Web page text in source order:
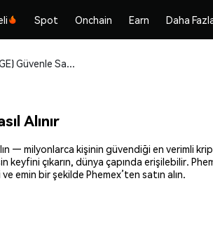
Spot Onchain Earn Daha
Pige (PIGE) Güvenle Satın Alın ve Saklayın
Alınır
— milyonlarca kişinin güvendiği en verimli
keyfini çıkarın, dünya çapında erişilebilir.
emin bir şekilde Phemex’ten satın alın.